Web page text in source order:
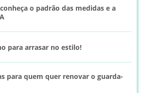
o padrão das medidas e a
para arrasar no estilo!
para quem quer renovar o guarda-